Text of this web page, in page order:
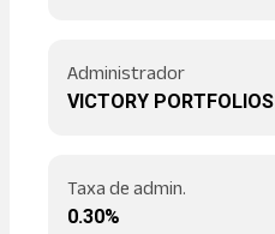
Administrador
VICTORY PORTFOLIOS
Taxa de admin.
0.30%